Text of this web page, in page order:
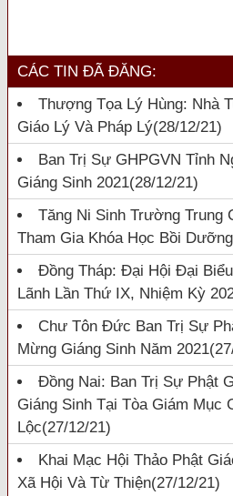
CÁC TIN ĐÃ ĐĂNG:
Thượng Tọa Lý Hùng: Nhà
Giáo Lý Và Pháp Lý(28/12/21)
Ban Trị Sự GHPGVN Tỉnh
Giáng Sinh 2021(28/12/21)
Tăng Ni Sinh Trường Trung
Tham Gia Khóa Học Bồi
Đồng Tháp: Đại Hội Đại
Lãnh Lần Thứ IX, Nhiệm Kỳ
Chư Tôn Đức Ban Trị Sự
Mừng Giáng Sinh Năm 2021
Đồng Nai: Ban Trị Sự Phật
Giáng Sinh Tại Tòa Giám Mục
Lộc(27/12/21)
Khai Mạc Hội Thảo Phật
Xã Hội Và Từ Thiện(27/12/21)